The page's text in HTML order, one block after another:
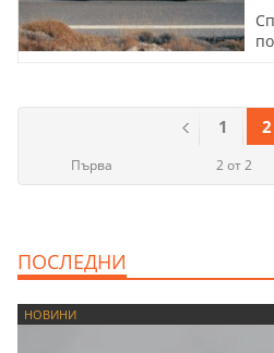
2 от 2
1 2
Първа
ПОСЛЕДНИ
НОВИНИ